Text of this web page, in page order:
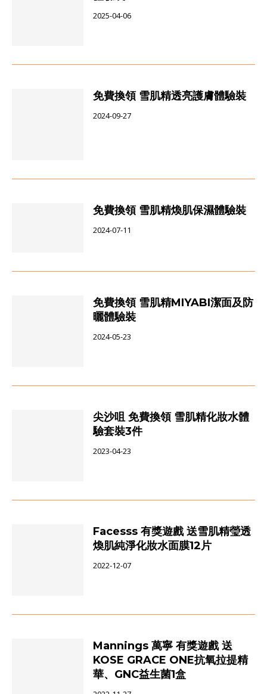
2025-04-06
免費換領 雪肌精透亮護膚體驗裝
2024-09-27
免費換領 雪肌精煥肌保濕體驗裝
2024-07-11
免費換領 雪肌精MIYABI潔面及防
曬體驗裝
2024-05-23
尖沙咀 免費換領 雪肌精化妝水體
驗套裝3件
2023-04-23
Facesss 有獎遊戲 送雪肌精瑩透
煥肌純淨化妝水面膜12片
2022-12-07
Mannings 萬寧 有獎遊戲 送
KOSE GRACE ONE抗氧拉提精
華、GNC益生菌1盒